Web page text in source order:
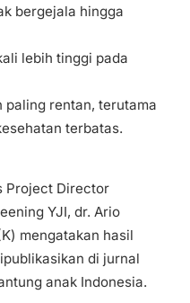
bergejala hingga
lebih tinggi pada
paling rentan, terutama
terbatas.
Project Director
YJI, dr. Ario
mengatakan hasil
di jurnal
anak Indonesia.